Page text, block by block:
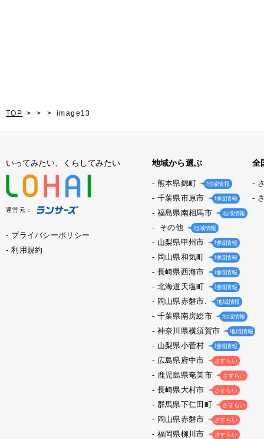
TOP image13
いってみたい、くらしてみたい
運営元：
プライバシーポリシー
利用規約
地域から選ぶ
熊本県錦町 地域情報
千葉県市原市 地域情報
福島県南相馬市 地域情報
その他 地域情報
山梨県甲州市 地域情報
岡山県和気町 地域情報
長崎県西海市 地域情報
北海道天塩町 地域情報
岡山県赤磐市. 地域情報
千葉県南房総市 地域情報
神奈川県横須賀市 地域情報
山梨県小菅村 地域情報
広島県府中市 さすらい
鹿児島県奄美市 さすらい
長崎県大村市 さすらい
群馬県下仁田町 さすらい
岡山県赤磐市 さすらい
福岡県柳川市 さすらい
全